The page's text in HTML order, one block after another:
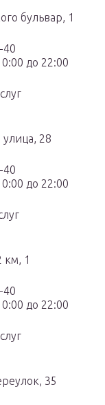
бульвар, 1
40
до 22:00
28
40
до 22:00
км, 1
40
до 22:00
35